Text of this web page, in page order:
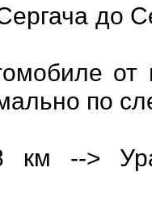
до
от
по
км -->